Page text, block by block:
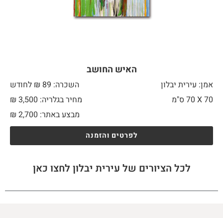
האיש החושב
אמן: עירית יבלון
השכרה: 89 ₪ לחודש
70 X
מחיר בגלריה: 3,500 ₪
מבצע באתר:
₪ 2,700
לפרטים והזמנה
לכל הציורים של עירית יבלון לחצו כאן